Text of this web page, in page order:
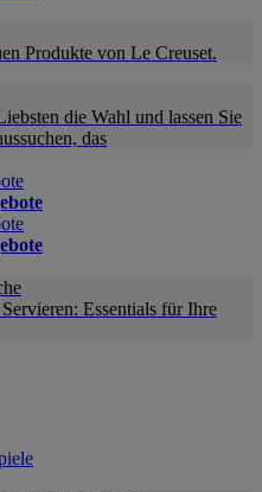
Produkte von Le Creuset.
die Wahl und lassen Sie
das
Essentials für Ihre